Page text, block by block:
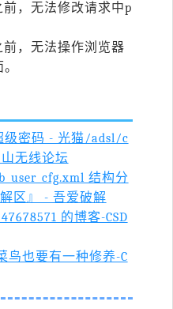
前，无法修改请求中p
前，无法操作浏览器
级密码 - 光猫/adsl/c
无线论坛
结构分
区』 - 吾爱破解
的博客-CSD
鸟也要有一种修养-C